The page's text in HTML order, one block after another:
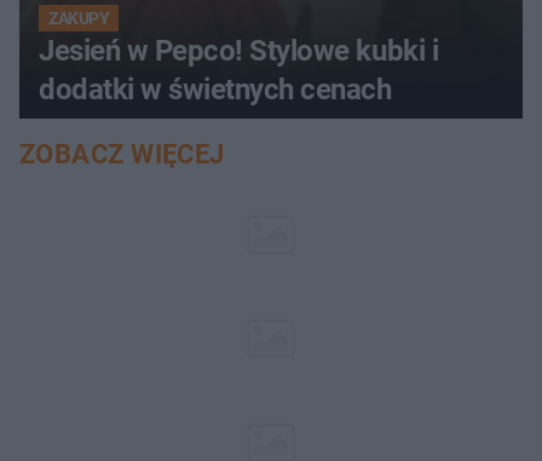
ZAKUPY
Jesień w Pepco! Stylowe kubki i
dodatki w świetnych cenach
ZOBACZ WIĘCEJ